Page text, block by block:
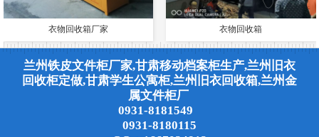
衣物回收箱厂家 衣物回收箱
兰州铁皮文件柜厂家,甘肃移动档案柜生产,兰州旧衣
回收柜定做,甘肃学生公寓柜,兰州旧衣回收箱,兰州金
属文件柜厂
0931-8181549
0931-8180115